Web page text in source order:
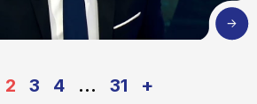
2 3 4 … 31 +